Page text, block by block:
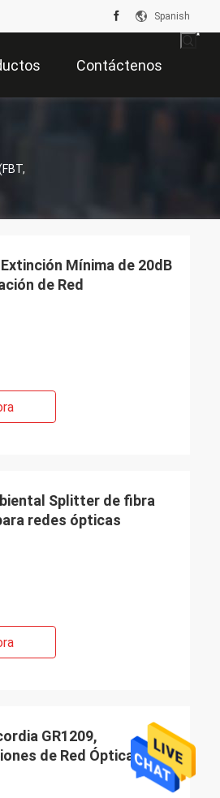
Spanish
Contáctenos
Mínima de 20dB
de Red
Splitter de fibra
redes ópticas
GR1209,
de Red Óptica y